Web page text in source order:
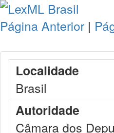
Página Anterior |
Localidade
Brasil
Autoridade
Câmara dos